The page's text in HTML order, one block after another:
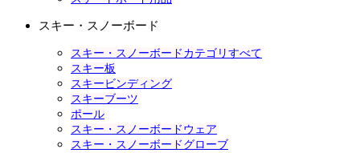
スキー・スノーボード
スキー・スノーボードカテゴリすべて
スキー板
スキービンディング
スキーブーツ
ポール
スキー・スノーボードウェア
スキー・スノーボードグローブ